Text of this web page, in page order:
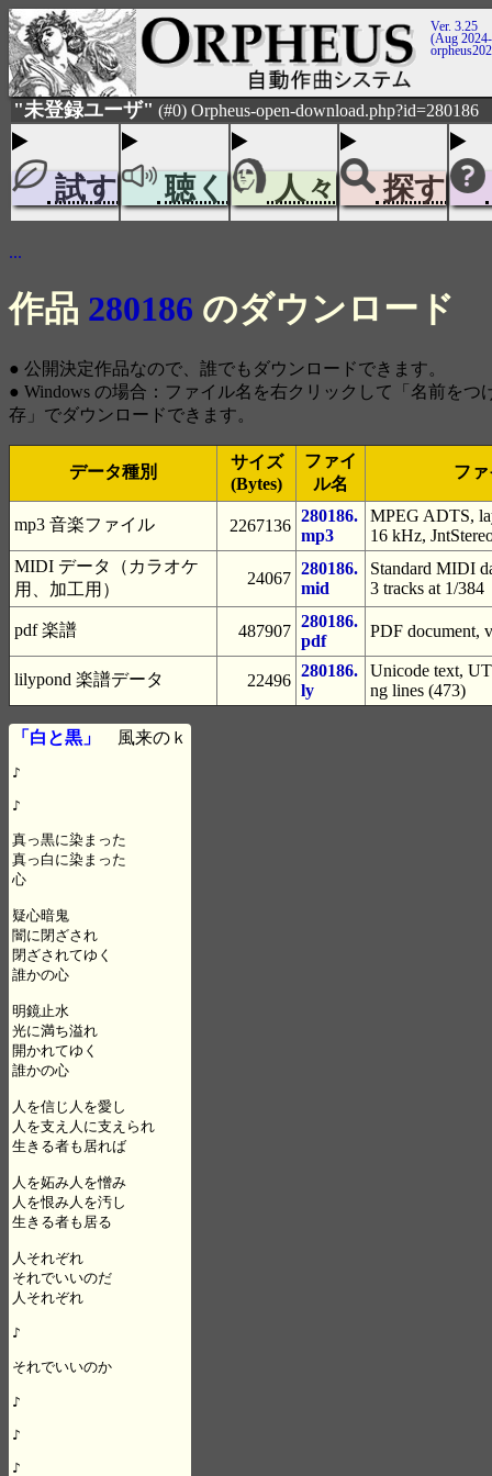
Ver. 3.25
(Aug
"未登録ユーザ" (#0) Orpheus-open-download.php?id=280186
試す 聴く 人々 探す
...
作品 280186 のダウンロード
● 公開決定作品なので、誰でもダウンロードできます。
● Windows の場合：ファイル名を右クリックして「名前をつ
存」でダウンロードできます。
データ種別
サイズ
(Bytes)
ファイ
ル名
フ
mp3 音楽ファイル 2267136
280186.
mp3
MPEG ADTS,
16 kHz,
MIDI データ（カラオケ
用、加工用）
24067
280186.
mid
Standard MIDI
3 tracks at 1/384
pdf 楽譜 487907
280186.
pdf
PDF document,
lilypond 楽譜データ 22496
280186.
ly
Unicode text,
ng lines (473)
「白と黒」 風来のｋ
♪
♪
真っ黒に染まった
真っ白に染まった
心
疑心暗鬼
闇に閉ざされ
閉ざされてゆく
誰かの心
明鏡止水
光に満ち溢れ
開かれてゆく
誰かの心
人を信じ人を愛し
人を支え人に支えられ
生きる者も居れば
人を妬み人を憎み
人を恨み人を汚し
生きる者も居る
人それぞれ
それでいいのだ
人それぞれ
♪
それでいいのか
♪
♪
♪